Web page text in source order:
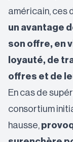
américain, ces
un avantage
son offre, en
loyauté, de
offres et de
En cas de
consortium
hausse,